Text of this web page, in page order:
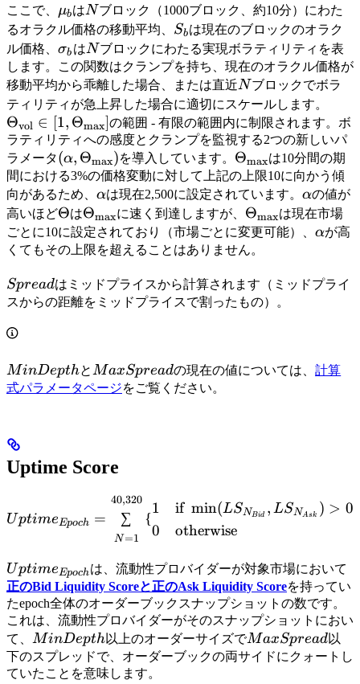
ここで、 \mu_b
μbはN
Nブロック（1000ブロック、約10分）にわた
るオラクル価格の移動平均、 S_b
Sbは現在のブロックのオラク
ル価格、 \sigma_b
σb はN
Nブロックにわたる実現ボラティリティを表
します。この関数はクランプを持ち、現在のオラクル価格が
移動平均から乖離した場合、または直近N
Nブロックでボラ
ティリティが急上昇した場合に適切にスケールします。
\in
Θvol ∈ [1, Θmax]の範囲 - 有限の範囲内に制限されます。ボ
ラティリティへの感度とクランプを監視する2つの新しいパ
ラメータ(\alpha,
\Theta_{\text{max}})
(α, Θmax)を導入しています。 Θmaxは10分間の期
間における3%の価格変動に対して上記の上限10に向かう傾
向があるため、 \alpha
αは現在2,500に設定されています。\alpha
αの値が
高いほど\Theta
Θは\Theta_{\text{max}}
Θmaxに速く到達しますが、 Θmaxは現在市場
ごとに10に設定されており（市場ごとに変更可能）、 \alpha
αが高
くてもその上限を超えることはありません。
Spread
Spreadはミッドプライスから計算されます（ミッドプライ
スからの距離をミッドプライスで割ったもの）。
MinDepth
MinDepthとMaxSpread
MaxSpreadの現在の値については、計算
式パラメータページをご覧ください。
Uptime Score
Uptime_{Epoch} =
UptimeEpoch =
N=1
∑
40,320
{
1
0
if min(LSNBid , LSN Ask ) > 0
otherwise
Uptime_{Epoch}
UptimeEpochは、流動性プロバイダーが対象市場において
正のBid Liquidity Scoreと正のAsk Liquidity Scoreを持ってい
たepoch全体のオーダーブックスナップショットの数です。
これは、流動性プロバイダーがそのスナップショットにおい
て、 MinDepth
MinDepth以上のオーダーサイズでMaxSpread
MaxSpread以
下のスプレッドで、オーダーブックの両サイドにクォートし
ていたことを意味します。